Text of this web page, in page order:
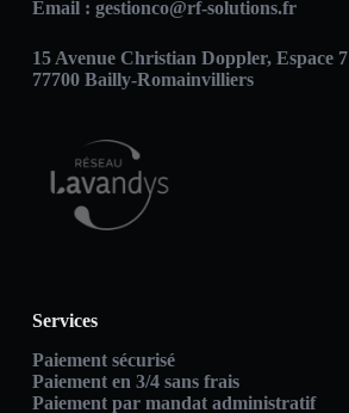
Email : gestionco@rf-solutions.fr
15 Avenue Christian Doppler, Espace 7
77700 Bailly-Romainvilliers
Services
Paiement sécurisé
Paiement en 3/4 sans frais
Paiement par mandat administratif